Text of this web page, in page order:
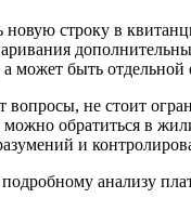
новую строку в
а может быть отдельной
не стоит
можно обратиться в
и
подробному анализу